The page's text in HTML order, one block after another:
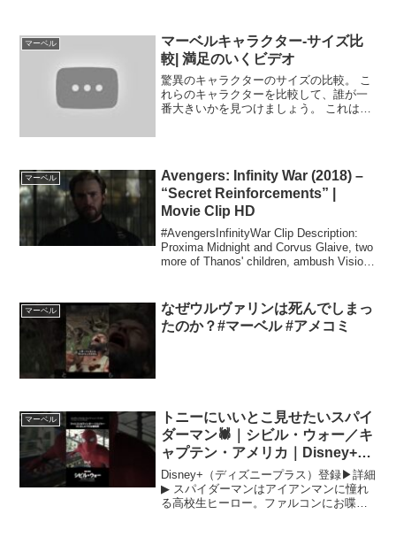
マーベル
マーベルキャラクター-サイズ比
較| 満足のいくビデオ
驚異のキャラクターのサイズの比較。 こ
れらのキャラクターを比較して、誰が一
番大きいかを見つけましょう。 これは最
マーベル
Avengers: Infinity War (2018) –
“Secret Reinforcements” |
Movie Clip HD
#AvengersInfinityWar Clip Description:
Proxima Midnight and Corvus Glaive, two
more of Thanos' children, ambush Vision
マーベル
なぜウルヴァリンは死んでしまっ
たのか？#マーベル #アメコミ
マーベル
トニーにいいとこ見せたいスパイ
ダーマン🕷️｜シビル・ウォー／キ
ャプテン・アメリカ｜Disney+
(ディズニープラス）#Shorts
Disney+（ディズニープラス）登録▶詳細
▶︎ スパイダーマンはアイアンマンに憧れ
る高校生ヒーロー。ファルコンにお喋り